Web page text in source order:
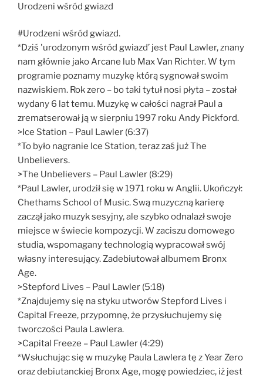
Urodzeni wśród gwiazd
#Urodzeni wśród gwiazd.
*Dziś 'urodzonym wśród gwiazd’ jest Paul Lawler, znany
nam głównie jako Arcane lub Max Van Richter. W tym
programie poznamy muzykę którą sygnował swoim
nazwiskiem. Rok zero – bo taki tytuł nosi płyta – został
wydany 6 lat temu. Muzykę w całości nagrał Paul a
zrematserował ją w sierpniu 1997 roku Andy Pickford.
>Ice Station – Paul Lawler (6:37)
*To było nagranie Ice Station, teraz zaś już The
Unbelievers.
>The Unbelievers – Paul Lawler (8:29)
*Paul Lawler, urodził się w 1971 roku w Anglii. Ukończył:
Chethams School of Music. Swą muzyczną karierę
zaczął jako muzyk sesyjny, ale szybko odnalazł swoje
miejsce w świecie kompozycji. W zaciszu domowego
studia, wspomagany technologią wypracował swój
własny interesujący. Zadebiutował albumem Bronx
Age.
>Stepford Lives – Paul Lawler (5:18)
*Znajdujemy się na styku utworów Stepford Lives i
Capital Freeze, przypomnę, że przysłuchujemy się
tworczości Paula Lawlera.
>Capital Freeze – Paul Lawler (4:29)
*Wsłuchując się w muzykę Paula Lawlera tę z Year Zero
oraz debiutanckiej Bronx Age, mogę powiedziec, iż jest